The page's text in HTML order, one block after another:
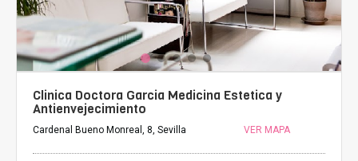
Clinica Doctora Garcia Medicina Estetica y
Antienvejecimiento
Cardenal Bueno Monreal, 8, Sevilla VER MAPA